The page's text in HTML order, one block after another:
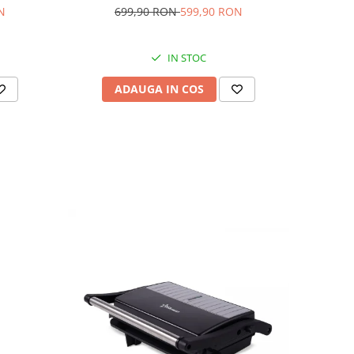
699,90 RON599,90 RON
IN STOC
ADAUGA IN COS